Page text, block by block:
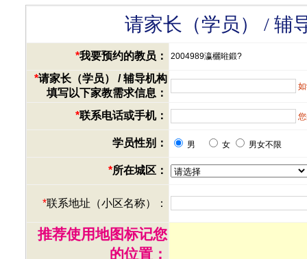
请家长（学员） / 辅
*我要预约的教员： 2004989瀛欐暀鍛?
*请家长（学员） / 辅导机构
填写以下家教需求信息：
*联系电话或手机：
学员性别： 男 女 男女不限
*所在城区：
*联系地址（小区名称）：
推荐使用地图标记您
的位置：